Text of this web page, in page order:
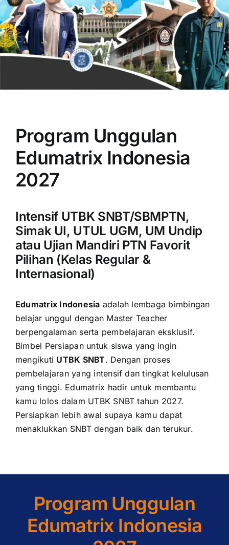
OUR PROGRAM
CONTACT US
Program Unggulan
Edumatrix Indonesia
2027
Intensif UTBK SNBT/SBMPTN,
Simak UI, UTUL UGM, UM Undip
atau Ujian Mandiri PTN Favorit
Pilihan (Kelas Regular &
Internasional)
Edumatrix Indonesia adalah lembaga bimbingan
belajar unggul dengan Master Teacher
berpengalaman serta pembelajaran eksklusif.
Bimbel Persiapan untuk siswa yang ingin
mengikuti UTBK SNBT. Dengan proses
pembelajaran yang intensif dan tingkat kelulusan
yang tinggi. Edumatrix hadir untuk membantu
kamu lolos dalam UTBK SNBT tahun 2027.
Persiapkan lebih awal supaya kamu dapat
menaklukkan SNBT dengan baik dan terukur.
Program Unggulan
Edumatrix Indonesia